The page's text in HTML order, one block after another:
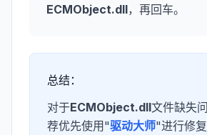
ECMObject.dll，再回车。
总结：
对于ECMObject.dll文件缺失
荐优先使用"驱动大师"进行修复